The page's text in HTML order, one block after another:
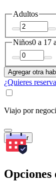
Adultos
Niños0 a 17
Agregar otra
¿Quieres
Viajo por
Buscar
Opciones